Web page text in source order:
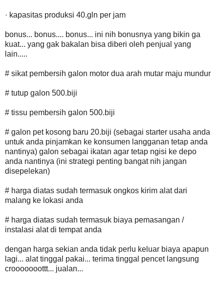
· kapasitas produksi 40.gln per jam
bonus... bonus.... bonus... ini nih bonusnya yang bikin ga
kuat... yang gak bakalan bisa diberi oleh penjual yang
lain.....
# sikat pembersih galon motor dua arah mutar maju mundur
# tutup galon 500.biji
# tissu pembersih galon 500.biji
# galon pet kosong baru 20.biji (sebagai starter usaha anda
untuk anda pinjamkan ke konsumen langganan tetap anda
nantinya) galon sebagai ikatan agar tetap ngisi ke depo
anda nantinya (ini strategi penting bangat nih jangan
disepelekan)
# harga diatas sudah termasuk ongkos kirim alat dari
malang ke lokasi anda
# harga diatas sudah termasuk biaya pemasangan /
instalasi alat di tempat anda
dengan harga sekian anda tidak perlu keluar biaya apapun
lagi... alat tinggal pakai... terima tinggal pencet langsung
crooooooottt... jualan...